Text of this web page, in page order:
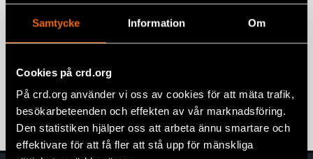
Samtycke Information Om
Cookies på crd.org
På crd.org använder vi oss av cookies för att mäta trafik,
besökarbeteenden och effekten av vår marknadsföring.
Den statistiken hjälper oss att arbeta ännu smartare och
effektivare för att få fler att stå upp för mänskliga
Sverige underminerar mänskliga
rättigheter i Europa
Ungern visar att förändring är möjlig
NYHETER,UNGERN 13 april 2026